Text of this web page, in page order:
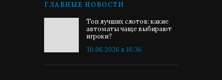
ГЛАВНЫЕ НОВОСТИ
Топ лучших слотов: какие
автоматы чаще выбирают
игроки?
30.06.2026 в 16:36